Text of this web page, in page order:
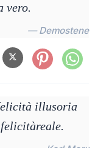
vero.
— Demostene
illusoria